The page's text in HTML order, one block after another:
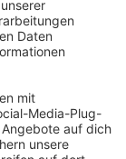
der
Retter der